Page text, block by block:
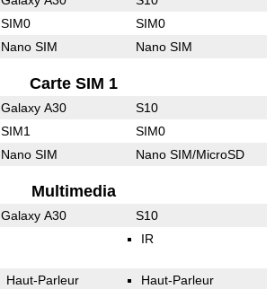
SIM0 SIM0
Nano SIM Nano SIM
Carte SIM 1
Galaxy A30 S10
SIM1 SIM0
Nano SIM Nano SIM/MicroSD
Multimedia
Galaxy A30 S10
IR
Haut-Parleur Haut-Parleur